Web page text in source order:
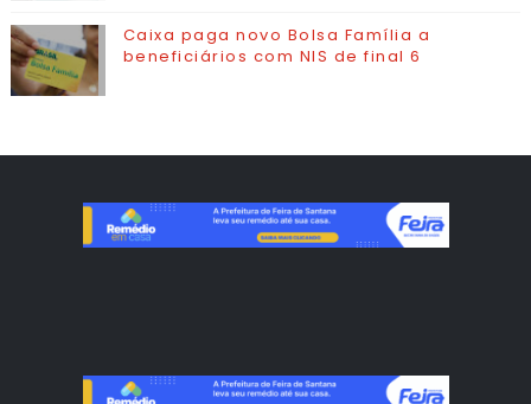
Caixa paga novo Bolsa Família a
beneficiários com NIS de final 6